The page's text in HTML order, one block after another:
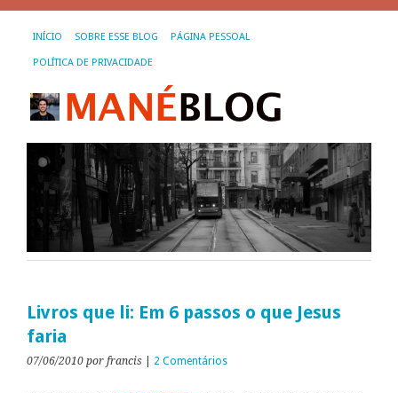
INÍCIO SOBRE ESSE BLOG PÁGINA PESSOAL
POLÍTICA DE PRIVACIDADE
Livros que li: Em 6 passos o que Jesus
faria
07/06/2010 por francis 2 Comentários